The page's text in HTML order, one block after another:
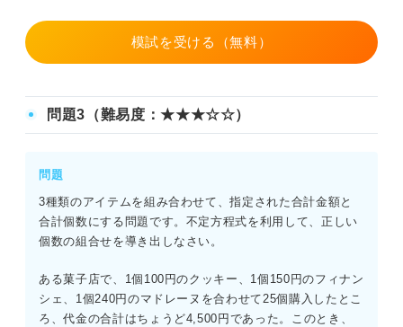
模試を受ける（無料）
問題3（難易度：★★★☆☆）
問題
3種類のアイテムを組み合わせて、指定された合計金額と
合計個数にする問題です。不定方程式を利用して、正しい
個数の組合せを導き出しなさい。
ある菓子店で、1個100円のクッキー、1個150円のフィナン
シェ、1個240円のマドレーヌを合わせて25個購入したとこ
ろ、代金の合計はちょうど4,500円であった。このとき、